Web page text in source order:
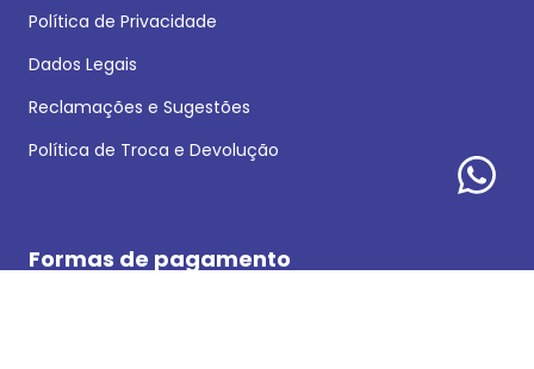
Política de Privacidade
Dados Legais
Reclamações e Sugestões
Política de Troca e Devolução
Formas de pagamento